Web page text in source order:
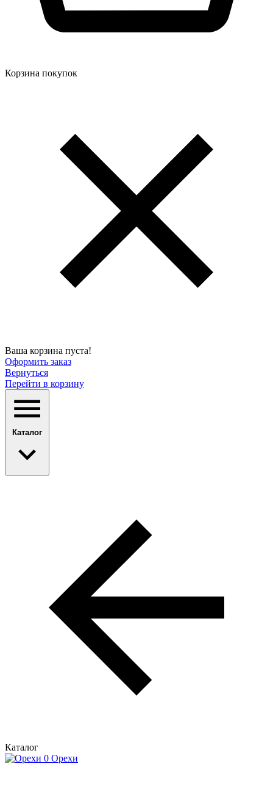
Корзина покупок
Ваша корзина пуста!
Оформить заказ
Вернуться
Перейти в корзину
Каталог
Каталог
Орехи